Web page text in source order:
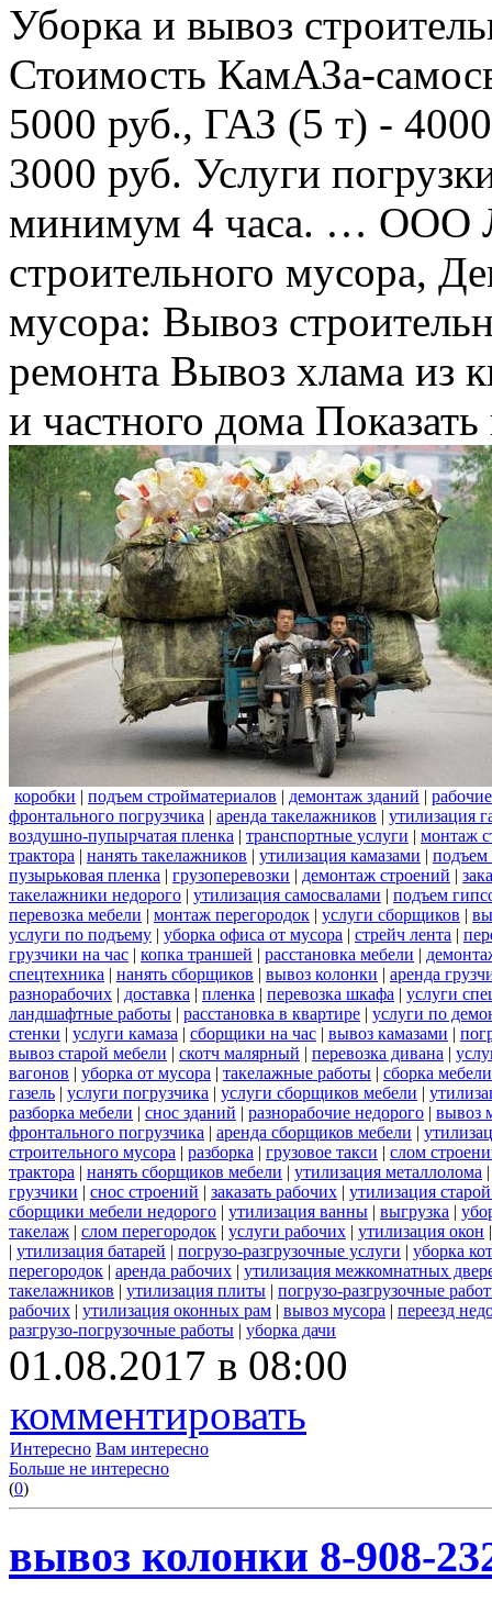
Уборка и вывоз
Стоимость КамАЗа-
5000 руб., ГАЗ (5 т) -
3000 руб. Услуги
минимум 4 часа. …
строительного мусора,
мусора: Вывоз
ремонта Вывоз хлама из
и частного дома
коробки | подъем стройматериалов | демонтаж зданий |
фронтального погрузчика | аренда такелажников | утилизация
воздушно-пупырчатая пленка | транспортные услуги | монтаж
трактора | нанять такелажников | утилизация камазами | подъем
пузырьковая пленка | грузоперевозки | демонтаж строений |
такелажники недорого | утилизация самосвалами | подъем
перевозка мебели | монтаж перегородок | услуги сборщиков |
услуги по подъему | уборка офиса от мусора | стрейч лента |
грузчики на час | копка траншей | расстановка мебели |
спецтехника | нанять сборщиков | вывоз колонки | аренда
разнорабочих | доставка | пленка | перевозка шкафа | услуги
ландшафтные работы | расстановка в квартире | услуги по
стенки | услуги камаза | сборщики на час | вывоз камазами |
вывоз старой мебели | скотч малярный | перевозка дивана |
вагонов | уборка от мусора | такелажные работы | сборка мебели
газель | услуги погрузчика | услуги сборщиков мебели |
разборка мебели | снос зданий | разнорабочие недорого | вывоз
фронтального погрузчика | аренда сборщиков мебели |
строительного мусора | разборка | грузовое такси | слом
трактора | нанять сборщиков мебели | утилизация металлолома
грузчики | снос строений | заказать рабочих | утилизация
сборщики мебели недорого | утилизация ванны | выгрузка |
такелаж | слом перегородок | услуги рабочих | утилизация окон
| утилизация батарей | погрузо-разгрузочные услуги | уборка
перегородок | аренда рабочих | утилизация межкомнатных
такелажников | утилизация плиты | погрузо-разгрузочные
рабочих | утилизация оконных рам | вывоз мусора | переезд
разгрузо-погрузочные работы | уборка дачи
01.08.2017 в 08:00
комментировать
Интересно Вам интересно
Больше не интересно
(0)
вывоз колонки 8-908-